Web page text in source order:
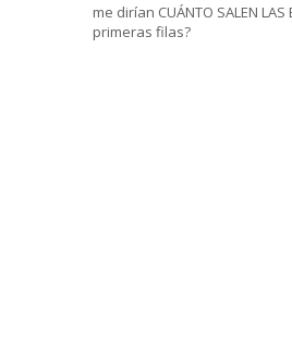
me dirían CUÁNTO SALEN LAS
primeras filas?